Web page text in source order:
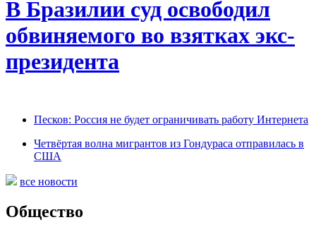
В Бразилии суд освободил
обвиняемого во взятках экс-
президента
Песков: Россия не будет ограничивать работу Интернета
Четвёртая волна мигрантов из Гондураса отправилась в
США
все новости
Общество